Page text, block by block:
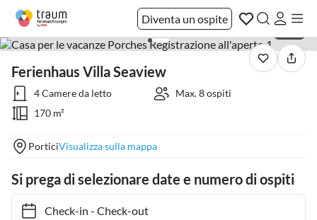
Diventa un ospite
Ferienhaus Villa Seaview
4 Camere da letto
Max. 8 ospiti
170 m²
PorticiVisualizza sulla mappa
Si prega di selezionare date e numero di ospiti
Check-in- Check-out